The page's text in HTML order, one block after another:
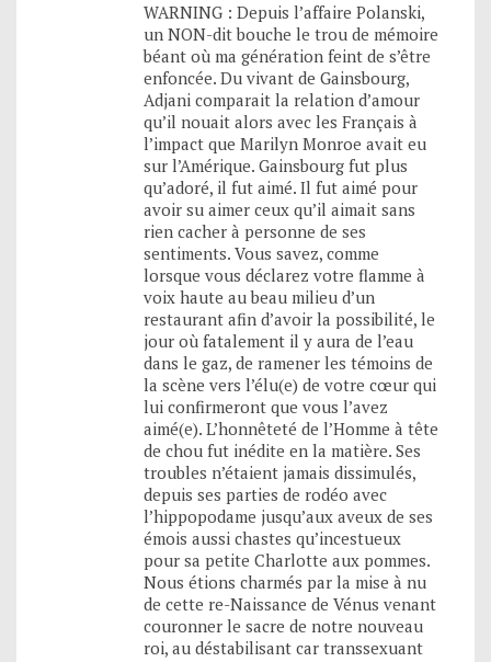
WARNING : Depuis l’affaire Polanski,
un NON-dit bouche le trou de mémoire
béant où ma génération feint de s’être
enfoncée. Du vivant de Gainsbourg,
Adjani comparait la relation d’amour
qu’il nouait alors avec les Français à
l’impact que Marilyn Monroe avait eu
sur l’Amérique. Gainsbourg fut plus
qu’adoré, il fut aimé. Il fut aimé pour
avoir su aimer ceux qu’il aimait sans
rien cacher à personne de ses
sentiments. Vous savez, comme
lorsque vous déclarez votre flamme à
voix haute au beau milieu d’un
restaurant afin d’avoir la possibilité, le
jour où fatalement il y aura de l’eau
dans le gaz, de ramener les témoins de
la scène vers l’élu(e) de votre cœur qui
lui confirmeront que vous l’avez
aimé(e). L’honnêteté de l’Homme à tête
de chou fut inédite en la matière. Ses
troubles n’étaient jamais dissimulés,
depuis ses parties de rodéo avec
l’hippopodame jusqu’aux aveux de ses
émois aussi chastes qu’incestueux
pour sa petite Charlotte aux pommes.
Nous étions charmés par la mise à nu
de cette re-Naissance de Vénus venant
couronner le sacre de notre nouveau
roi, au déstabilisant car transsexuant